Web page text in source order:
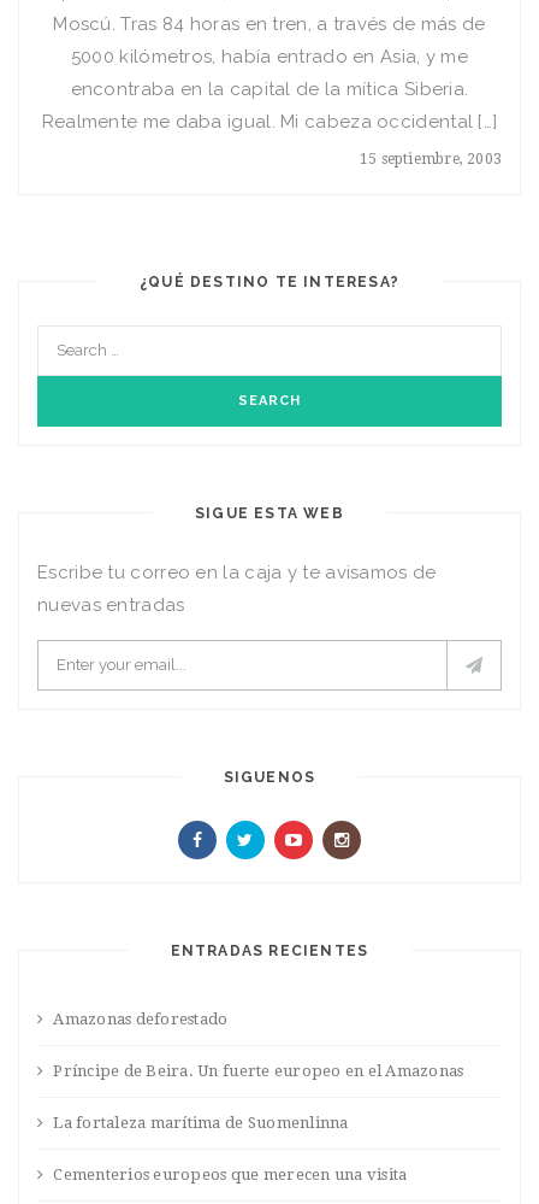
15 septiembre, 2003
Moscú. Tras 84 horas en tren, a través de más de
5000 kilómetros, habí­a entrado en Asia, y me
encontraba en la capital de la mí­tica Siberia.
Realmente me daba igual. Mi cabeza occidental […]
¿QUÉ DESTINO TE INTERESA?
SIGUE ESTA WEB
Escribe tu correo en la caja y te avisamos de
nuevas entradas
SIGUENOS
ENTRADAS RECIENTES
Amazonas deforestado
Príncipe de Beira. Un fuerte europeo en el Amazonas
La fortaleza marítima de Suomenlinna
Cementerios europeos que merecen una visita